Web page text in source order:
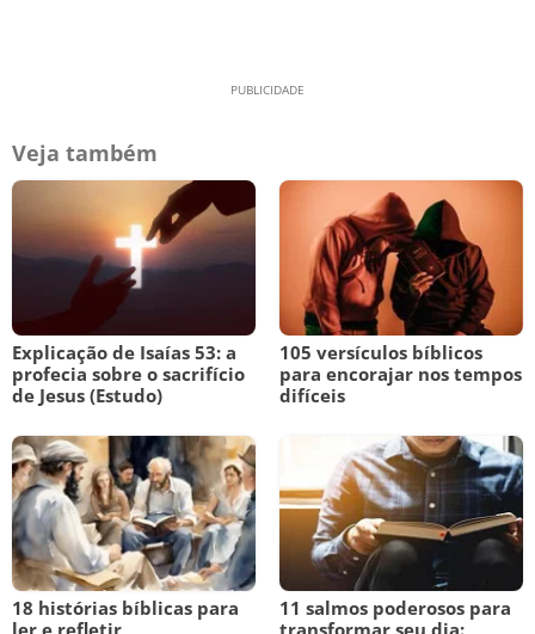
Veja também
Explicação de Isaías 53: a
profecia sobre o sacrifício
de Jesus (Estudo)
105 versículos bíblicos
para encorajar nos tempos
difíceis
18 histórias bíblicas para
ler e refletir
11 salmos poderosos para
transformar seu dia: